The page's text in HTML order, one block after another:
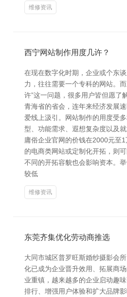
维修资讯
西宁网站制作用度几许？
在现在数字化时期，企业或个东
力，往往需要一个专科的网站。
许”这一问题，很多用户皆但愿了
青海省的省会，连年来经济发展
爱线上汲引。网站制作的用度受
型、功能需求、遐想复杂度以及
庸俗企业官网的价钱在2000元至
的电商类网站或定制化开拓，则
不同的开拓容貌也会影响资本。
较低
维修资讯
东莞齐集优化劳动商推选
大同市城区普罗旺斯婚纱摄影会
化已成为企业晋升效用、拓展商
业重镇，越来越多的企业启动趣
排行、增强用户体验和扩大品牌